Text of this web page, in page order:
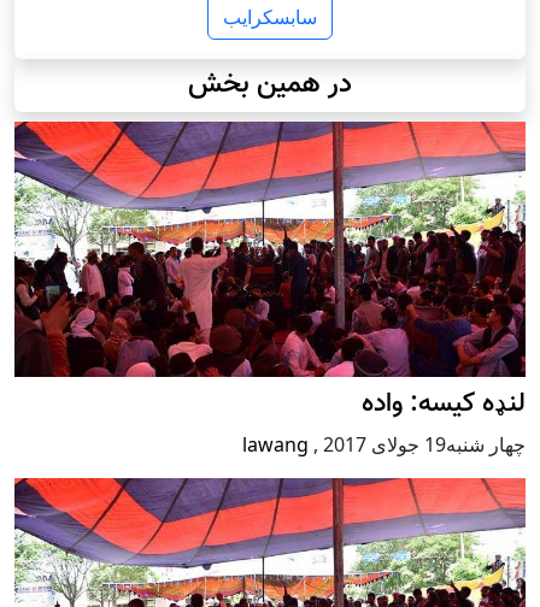
سابسکرایب
در همین بخش
لنډه کیسه: واده
چهار شنبه19 جولای 2017 ,
lawang